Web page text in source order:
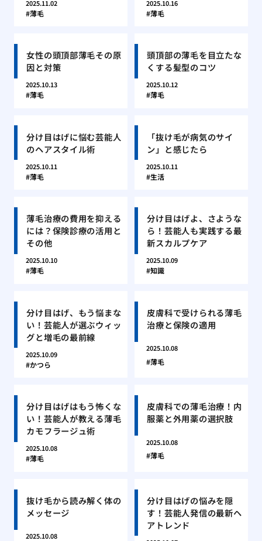
2025.11.02
薄毛
2025.10.16
薄毛
女性の頭頂部薄毛その原
因と対策
2025.10.13
薄毛
頭頂部の薄毛を目立たな
くする髪型のコツ
2025.10.12
薄毛
分け目はげに悩む芸能人
のヘアスタイル術
2025.10.11
薄毛
「抜け毛が病気のサイ
ン」と感じたら
2025.10.11
生活
薄毛治療の費用を抑える
には？保険診療の活用と
その他
2025.10.10
薄毛
分け目はげよ、さような
ら！芸能人も実践する最
新スカルプケア
2025.10.09
知識
分け目はげ、もう悩まな
い！芸能人が選ぶウィッ
グと増毛の最前線
2025.10.09
かつら
皮膚科で受けられる薄毛
治療と保険の適用
2025.10.08
薄毛
分け目はげはもう怖くな
い！芸能人が教える薄毛
カモフラージュ術
2025.10.08
薄毛
皮膚科での薄毛治療！内
服薬と外用薬の選択肢
2025.10.08
薄毛
抜け毛から読み解く体の
メッセージ
2025.10.08
分け目はげの悩みを隠
す！芸能人発信の最新ヘ
アトレンド